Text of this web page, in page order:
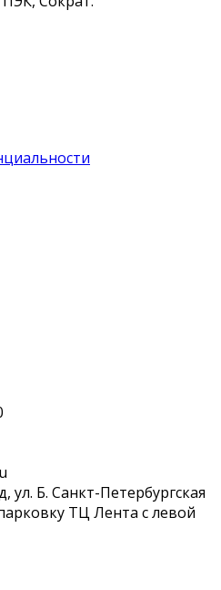
ул. Б. Санкт-Петербургская
ТЦ Лента с левой